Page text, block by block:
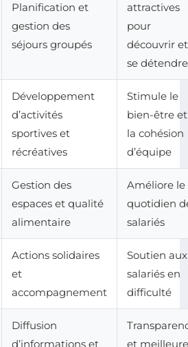
Planification et
gestion des
séjours groupés
attractives
pour
découvrir et
se détendre
Développement
d’activités
sportives et
récréatives
Stimule le
bien-être et
la cohésion
d’équipe
Gestion des
espaces et qualité
alimentaire
Améliore le
quotidien
salariés
Actions solidaires
et
accompagnement
Soutien aux
salariés en
difficulté
Diffusion
d’informations et
et meilleure